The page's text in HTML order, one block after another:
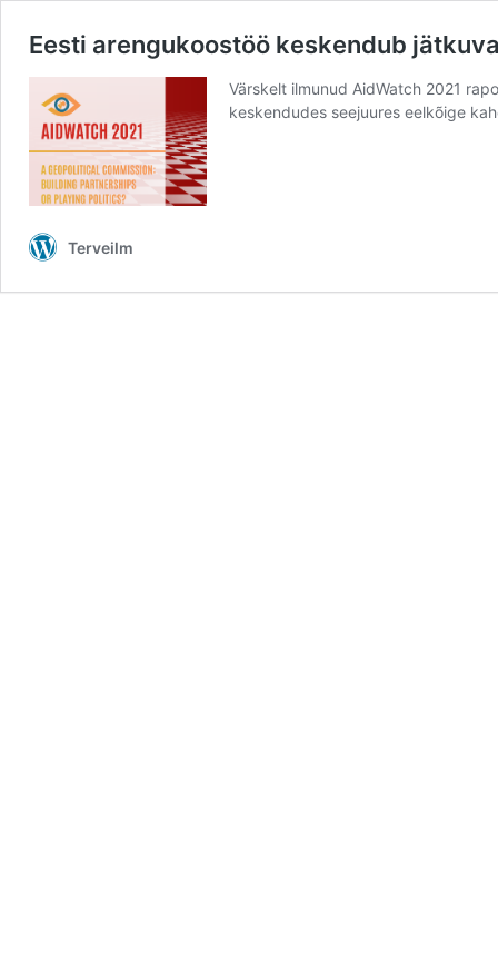
Eesti arengukoostöö keskendub
Värskelt ilmunud AidWatch 2021
keskendudes seejuures eelkõige
Terveilm